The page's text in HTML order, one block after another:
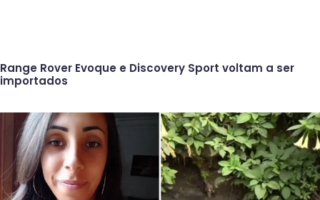
Range Rover Evoque e Discovery Sport voltam a ser
importados